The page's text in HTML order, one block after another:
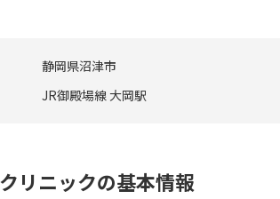
静岡県沼津市
JR御殿場線 大岡駅
リニックの基本情報